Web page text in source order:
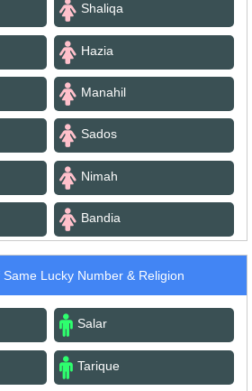
Shaliqa
Hazia
Manahil
Sados
Nimah
Bandia
Lucky Number & Religion
Salar
Tarique